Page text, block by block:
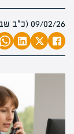
09/02/26 (כ״ב שבט תשפ״ו)